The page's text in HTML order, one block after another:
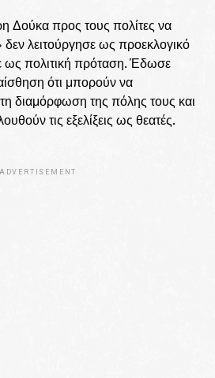
Δούκα προς τους πολίτες να
δεν λειτούργησε ως προεκλογικό
ως πολιτική πρόταση. Έδωσε
ότι μπορούν να
διαμόρφωση της πόλης τους και
τις εξελίξεις ως θεατές.
ADVERTISEMENT